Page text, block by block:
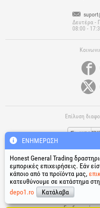
Δευτέρα -
08:00 -
Επίλυση
Χρήσιμοι
Όροι και
ΕΝΗΜΈΡΩΣΗ
Honest General Trading
εμπορικές επιχειρήσεις. Εάν
κάποιο από τα προϊόντα μας,
κατευθύνουμε σε κατάστημα
depo1.ro
Κατάλαβα